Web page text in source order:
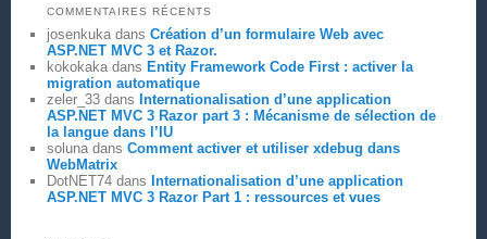
COMMENTAIRES RÉCENTS
josenkukadans Création d’un formulaire Web avec
ASP.NET MVC 3 et Razor.
kokokakadans Entity Framework Code First : activer la
migration automatique
zeler_33dans Internationalisation d’une application
ASP.NET MVC 3 Razor part 3 : Mécanisme de sélection de
la langue dans l’IU
solunadans Comment activer et utiliser xdebug dans
WebMatrix
DotNET74dans Internationalisation d’une application
ASP.NET MVC 3 Razor Part 1 : ressources et vues